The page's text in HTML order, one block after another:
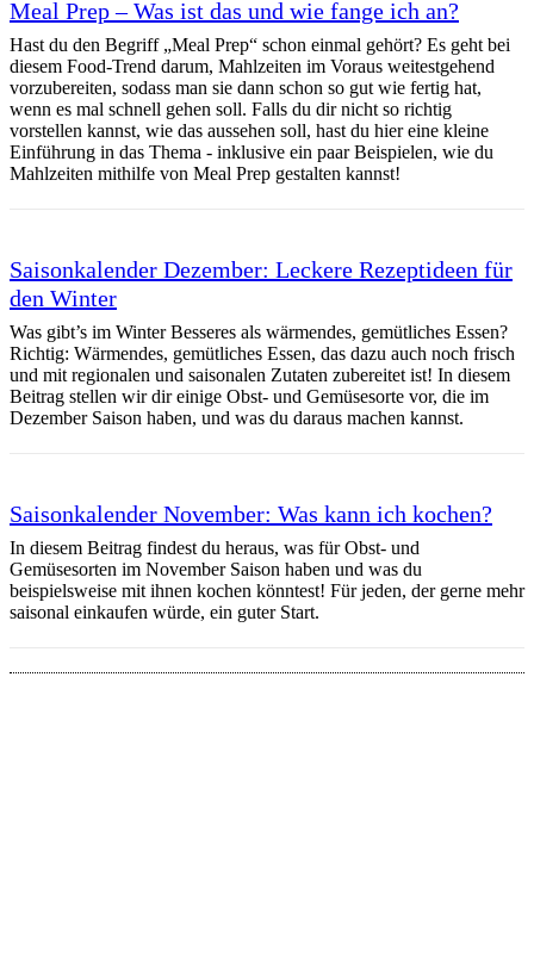
Meal Prep – Was ist das und wie fange ich an?
Hast du den Begriff „Meal Prep“ schon einmal gehört? Es geht bei
diesem Food-Trend darum, Mahlzeiten im Voraus weitestgehend
vorzubereiten, sodass man sie dann schon so gut wie fertig hat,
wenn es mal schnell gehen soll. Falls du dir nicht so richtig
vorstellen kannst, wie das aussehen soll, hast du hier eine kleine
Einführung in das Thema - inklusive ein paar Beispielen, wie du
Mahlzeiten mithilfe von Meal Prep gestalten kannst!
Saisonkalender Dezember: Leckere Rezeptideen für
den Winter
Was gibt’s im Winter Besseres als wärmendes, gemütliches Essen?
Richtig: Wärmendes, gemütliches Essen, das dazu auch noch frisch
und mit regionalen und saisonalen Zutaten zubereitet ist! In diesem
Beitrag stellen wir dir einige Obst- und Gemüsesorte vor, die im
Dezember Saison haben, und was du daraus machen kannst.
Saisonkalender November: Was kann ich kochen?
In diesem Beitrag findest du heraus, was für Obst- und
Gemüsesorten im November Saison haben und was du
beispielsweise mit ihnen kochen könntest! Für jeden, der gerne mehr
saisonal einkaufen würde, ein guter Start.